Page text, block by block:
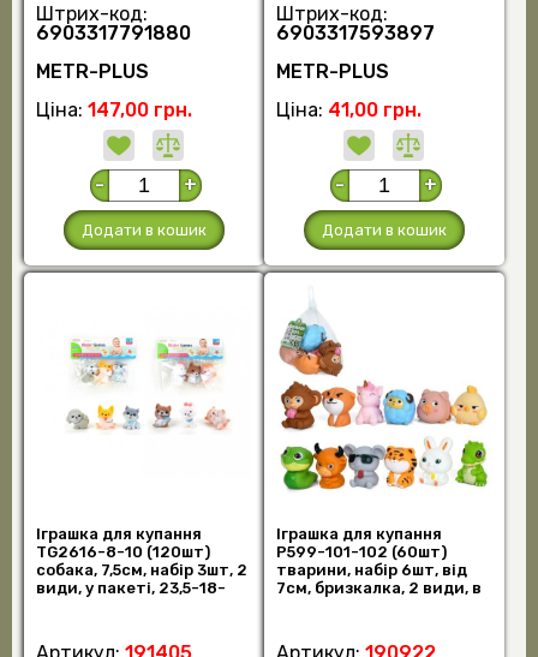
Штрих-код:
6903317791880
METR-PLUS
Ціна: 147,00 грн.
- +
Додати в кошик
Штрих-код:
6903317593897
METR-PLUS
Ціна: 41,00 грн.
- +
Додати в кошик
Іграшка для купання
TG2616-8-10 (120шт)
собака, 7,5см, набір 3шт, 2
види, у пакеті, 23,5-18-
Іграшка для купання
P599-101-102 (60шт)
тварини, набір 6шт, від
7см, бризкалка, 2 види, в